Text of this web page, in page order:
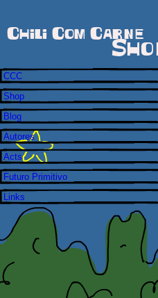
Chili Com Carne
CCC
Shop
Blog
Autores
Acts
Futuro Primitivo
Links